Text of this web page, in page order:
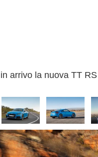
arrivo la nuova TT RS